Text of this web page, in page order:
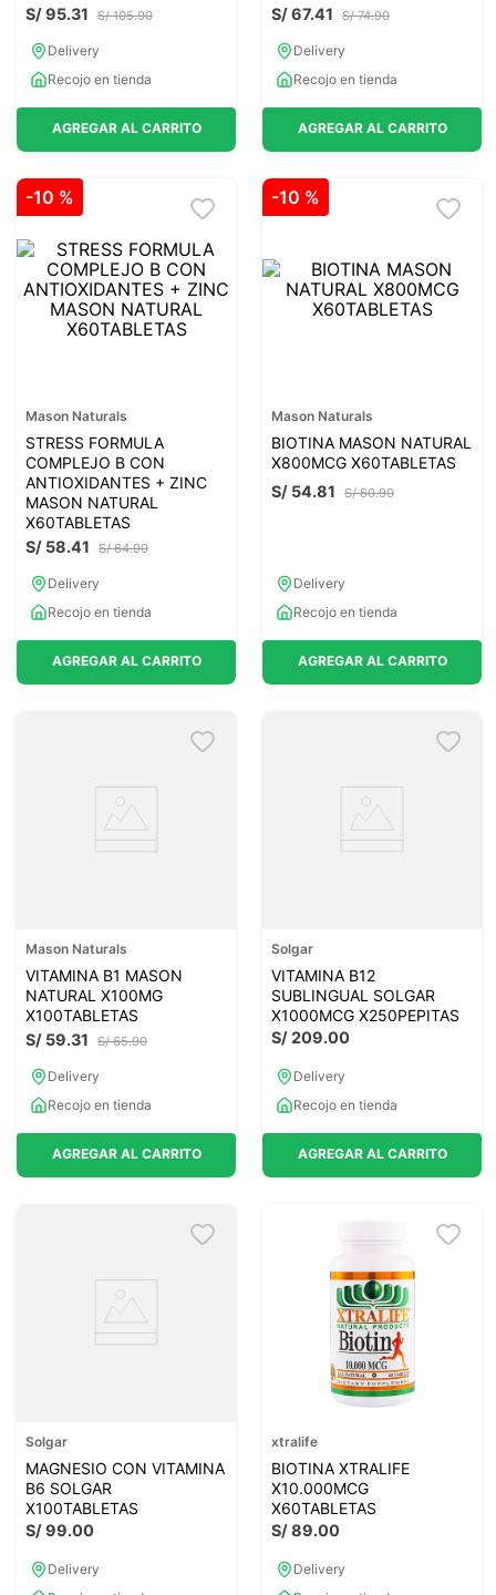
S/ 105.90
S/95.31
Delivery
Recojo en tienda
AGREGAR AL CARRITO
S/ 74.90
S/67.41
Delivery
Recojo en tienda
AGREGAR AL CARRITO
-10 %
Mason Naturals
STRESS FORMULA
COMPLEJO B CON
ANTIOXIDANTES + ZINC
MASON NATURAL
X60TABLETAS
S/ 64.90
S/ 58.41
Delivery
Recojo en tienda
AGREGAR AL CARRITO
-10 %
Mason Naturals
BIOTINA MASON NATURAL
X800MCG X60TABLETAS
S/ 60.90
S/ 54.81
Delivery
Recojo en tienda
AGREGAR AL CARRITO
Mason Naturals
VITAMINA B1 MASON
NATURAL X100MG
X100TABLETAS
S/ 65.90
S/ 59.31
Delivery
Recojo en tienda
AGREGAR AL CARRITO
Solgar
VITAMINA B12
SUBLINGUAL SOLGAR
X1000MCG X250PEPITAS
S/209.00
Delivery
Recojo en tienda
AGREGAR AL CARRITO
Solgar
MAGNESIO CON VITAMINA
B6 SOLGAR
X100TABLETAS
S/99.00
Delivery
xtralife
BIOTINA XTRALIFE
X10.000MCG
X60TABLETAS
S/89.00
Delivery